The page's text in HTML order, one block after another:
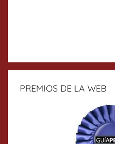
PREMIOS DE LA WEB